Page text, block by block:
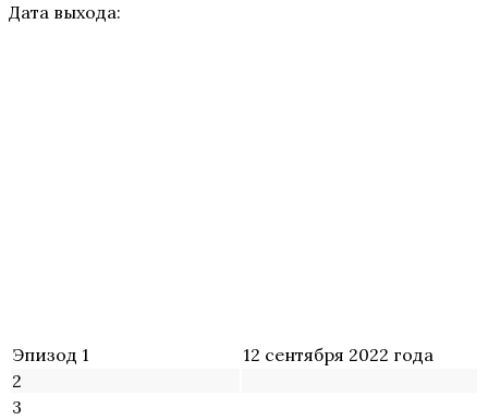
Дата выхода:
Эпизод 1
12 сентября 2022 года
2
3